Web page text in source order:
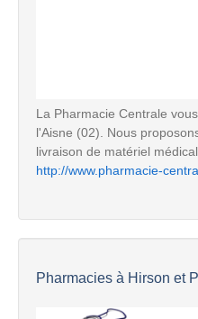
La Pharmacie Centrale
l'Aisne (02). Nous
livraison de matériel
http://www.pharmacie-
Pharmacies à Hirson et